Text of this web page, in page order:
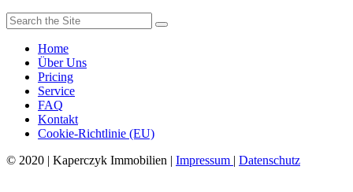
Home
Über Uns
Pricing
Service
FAQ
Kontakt
Cookie-Richtlinie (EU)
© 2020 | Kaperczyk Immobilien | Impressum | Datenschutz